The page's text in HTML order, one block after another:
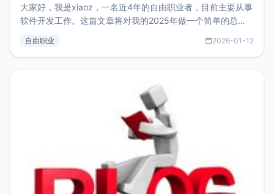
大家好，我是xiaoz，一名近4年的自由职业者，目前主要从事
软件开发工作。这篇文章将对我的2025年做一个简单的总
收入下降20%，但却过得很充实，2026年不求突破，但求保
自由职业 2026-01-12